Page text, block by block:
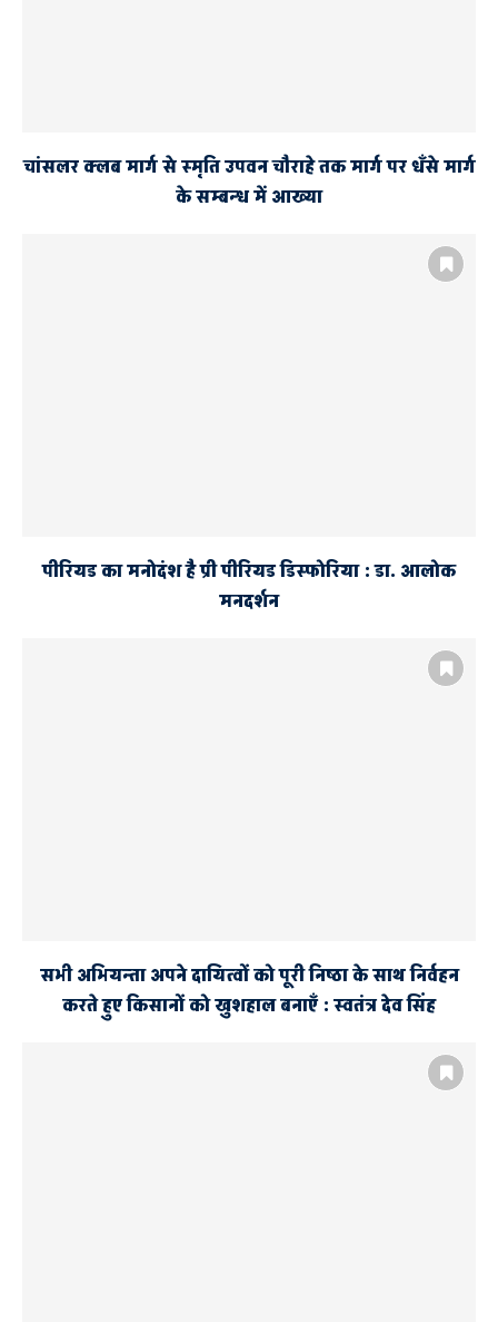
चांसलर क्लब मार्ग से स्मृति उपवन चौराहे तक मार्ग पर धँसे मार्ग
के सम्बन्ध में आख्या
पीरियड का मनोदंश है प्री पीरियड डिस्फोरिया : डा. आलोक
मनदर्शन
सभी अभियन्ता अपने दायित्वों को पूरी निष्ठा के साथ निर्वहन
करते हुए किसानों को खुशहाल बनाएँ : स्वतंत्र देव सिंह